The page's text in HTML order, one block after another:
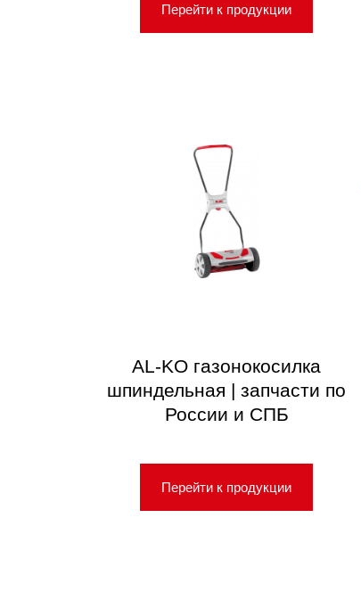
Перейти к продукции
AL-KO газонокосилка
шпиндельная | запчасти по
России и СПБ
Перейти к продукции